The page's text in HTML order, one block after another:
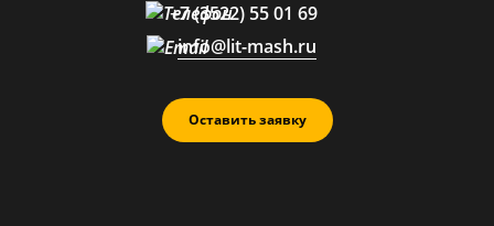
Оставить заявку
+7 (3522) 55 01 69
info@lit-mash.ru